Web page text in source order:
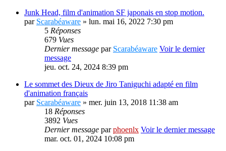
Junk Head, film d'animation SF japonais en stop motion.
par Scarabéaware » lun. mai 16, 2022 7:30 pm
5 Réponses
679 Vues
Dernier message par Scarabéaware Voir le dernier
message
jeu. oct. 24, 2024 8:39 pm
Le sommet des Dieux de Jiro Taniguchi adapté en film
d'animation français
par Scarabéaware » mer. juin 13, 2018 11:38 am
18 Réponses
3892 Vues
Dernier message parphoenlx Voir le dernier message
mar. oct. 01, 2024 10:08 pm